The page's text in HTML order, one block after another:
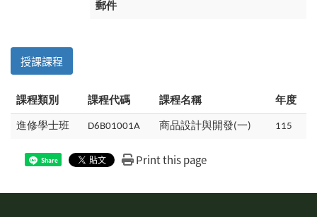
郵件
授課課程
課程類別 課程代碼 課程名稱 年度
進修學士班 D6B01001A 商品設計與開發(一) 115
Share Print this page